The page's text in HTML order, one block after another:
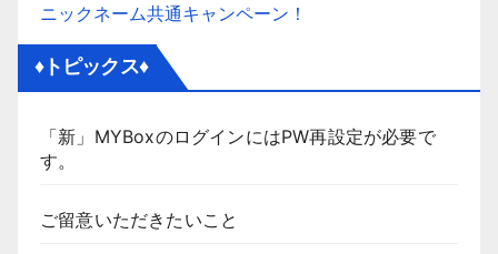
ニックネーム共通キャンペーン！
♦トピックス♦
「新」MYBoxのログインにはPW再設定が必要で
す。
ご留意いただきたいこと